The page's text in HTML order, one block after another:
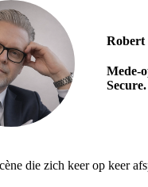
Mede-
Secure.
die zich keer op keer